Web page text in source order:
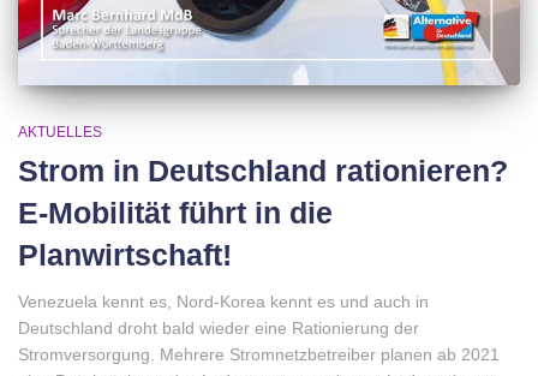
AKTUELLES
Strom in Deutschland rationieren?
E-Mobilität führt in die
Planwirtschaft!
Venezuela kennt es, Nord-Korea kennt es und auch in
Deutschland droht bald wieder eine Rationierung der
Stromversorgung. Mehrere Stromnetzbetreiber planen ab 2021